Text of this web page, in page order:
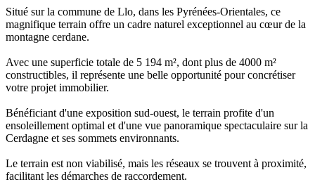
Situé sur la commune de Llo, dans les Pyrénées-Orientales, ce
magnifique terrain offre un cadre naturel exceptionnel au cœur de la
montagne cerdane.
Avec une superficie totale de 5 194 m², dont plus de 4000 m²
constructibles, il représente une belle opportunité pour concrétiser
votre projet immobilier.
Bénéficiant d'une exposition sud-ouest, le terrain profite d'un
ensoleillement optimal et d'une vue panoramique spectaculaire sur la
Cerdagne et ses sommets environnants.
Le terrain est non viabilisé, mais les réseaux se trouvent à proximité,
facilitant les démarches de raccordement.